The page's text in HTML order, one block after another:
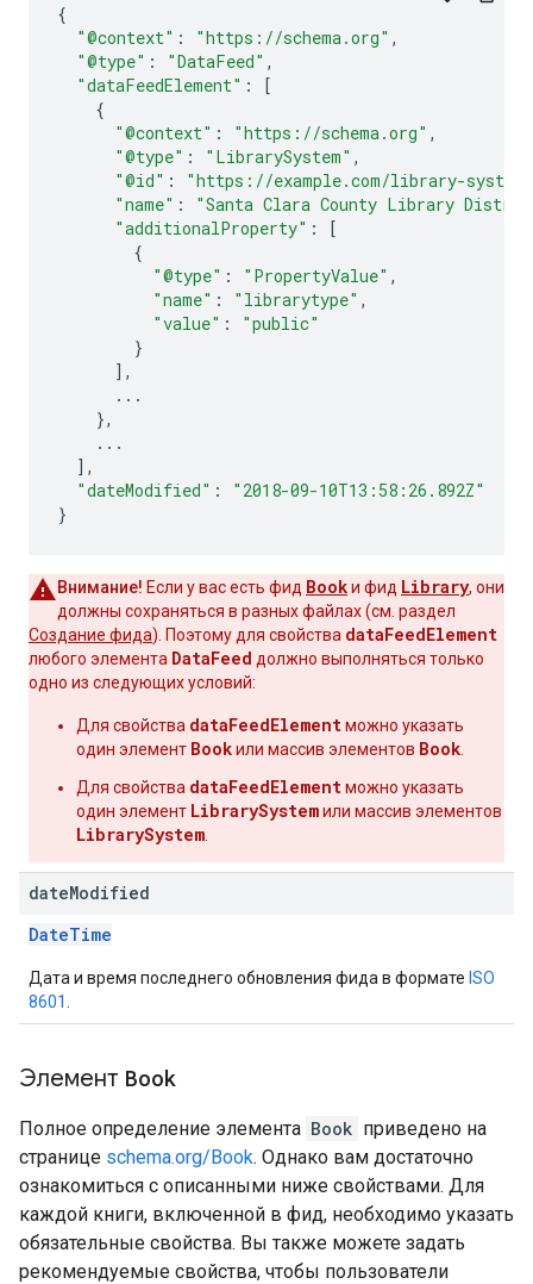
{
"@context" : "https://schema.org" ,
"@type" : "DataFeed" ,
"dataFeedElement" :
[
{
"@context" : "https://schema.org" ,
"@type" : "LibrarySystem" ,
"@id" :
"https://example.com/library-
"name" :
"Santa Clara County Library
"additionalProperty" :
[
{
"@type" : "PropertyValue" ,
"name" : "librarytype" ,
"value" :
"public"
}
],
...
},
...
],
"dateModified" :
"2018-09-10T13:58:26.892Z"
}
Внимание! Если у вас есть фид Bookи фид Library, они
должны сохраняться в разных файлах (см. раздел
Создание фида). Поэтому для свойства dataFeedElement
любого элемента DataFeed должно выполняться только
одно из следующих условий:
Для свойства dataFeedElementможно указать
один элемент Bookили массив элементов Book
Для свойства dataFeedElementможно указать
один элемент LibrarySystemили массив элементов
LibrarySystem
dateModified
DateTime
Дата и время последнего обновления фида в формате ISO
8601
Элемент Book
Полное определение элемента Book приведено на
странице schema.org/Book. Однако вам достаточно
ознакомиться с описанными ниже свойствами. Для
каждой книги, включенной в фид, необходимо указать
обязательные свойства. Вы также можете задать
рекомендуемые свойства, чтобы пользователи